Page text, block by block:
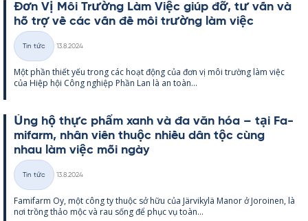
Đơn Vị Môi Trường Làm Việc giúp đỡ, tư vấn và
hỗ trợ về các vấn đề môi trường làm việc
Thể
loại
Tin tức
13.8.2024
Một phần thiết yếu trong các hoạt động của đơn vị môi trường làm việc
của Hiệp hội Công ng­hiệp Phần Lan là an toàn...
Ủng hộ thực phẩm xanh và đa văn hóa – tại Fa­
mi­farm, nhân viên thuộc nhiều dân tộc cùng
nhau làm việc mỗi ngày
Thể
loại
Tin tức
13.8.2024
Fa­mi­farm Oy, một công ty thuộc sở hữu của Jär­vi­kylä Ma­nor ở Jo­roi­nen, là
nơi trồng thảo mộc và rau sống để phục vụ toàn...